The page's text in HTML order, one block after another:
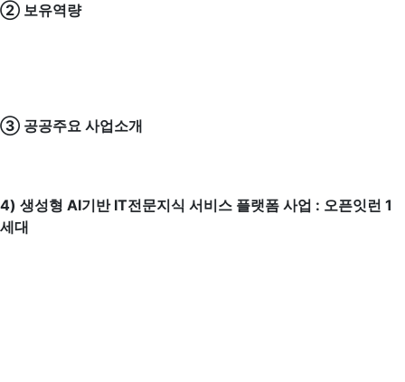
② 보유역량
③ 공공주요 사업소개
4) 생성형 AI기반 IT전문지식 서비스 플랫폼 사업 : 오픈잇런 1
세대